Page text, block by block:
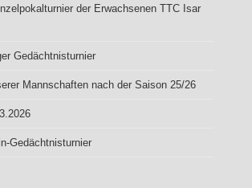
der Erwachsenen TTC Isar
Gedächtnisturnier
Mannschaften nach der Saison 25/26
Gedächtnisturnier